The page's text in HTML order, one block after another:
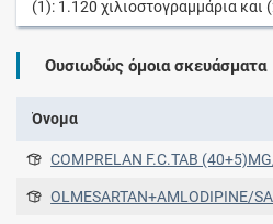
(1): 1.120 χιλιοστογραμμάρια και
Ουσιωδώς όμοια σκευάσματα
Όνομα
COMPRELAN F.C.TAB (40+5)MG/TAB BT
OLMESARTAN+AMLODIPINE/SANDOZ F.C.TAB